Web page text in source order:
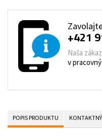
+421
Naša
v
POPIS PRODUKTU